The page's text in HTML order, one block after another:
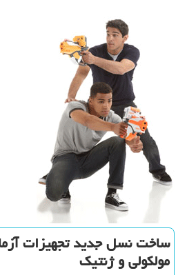
ساخت نسل جدید تجهیزات
مولکولی و ژنتیک